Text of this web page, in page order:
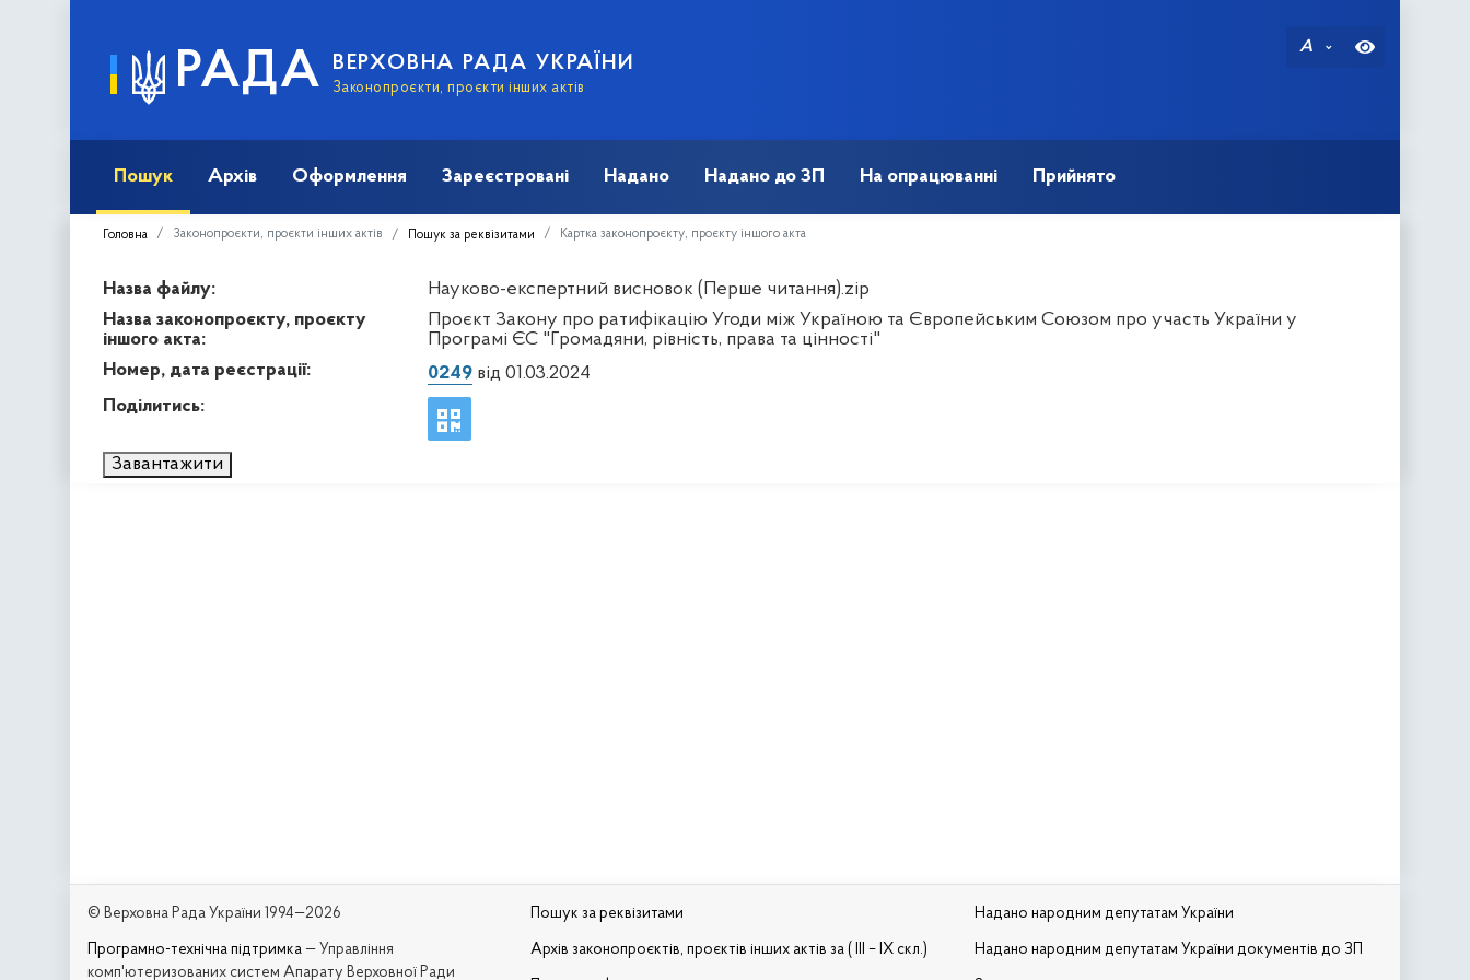
РАДА ВЕРХОВНА РАДА УКРАЇНИ
Законопроєкти, проєкти інших актів
A
Пошук Архів Оформлення Зареєстровані Надано Надано до ЗП На опрацюванні Прийнято
Головна Законопроєкти, проєкти інших актів Пошук за реквізитами Картка законопроєкту, проєкту іншого акта
Назва файлу:
Науково-експертний висновок (Перше читання).zip
Назва законопроєкту, проєкту
іншого акта:
Проєкт Закону про ратифікацію Угоди між Україною та Європейським Союзом про участь України у
Програмі ЄС "Громадяни, рівність, права та цінності"
Номер, дата реєстрації:
0249від 01.03.2024
Поділитись:
Завантажити
© Верховна Рада України 1994—2026
Програмно-технічна підтримка — Управління
комп'ютеризованих систем Апарату Верховної Ради
Пошук за реквізитами
Архів законопроєктів, проєктів інших актів за ( III – IX скл.)
Надано народним депутатам України
Надано народним депутатам України документів до ЗП